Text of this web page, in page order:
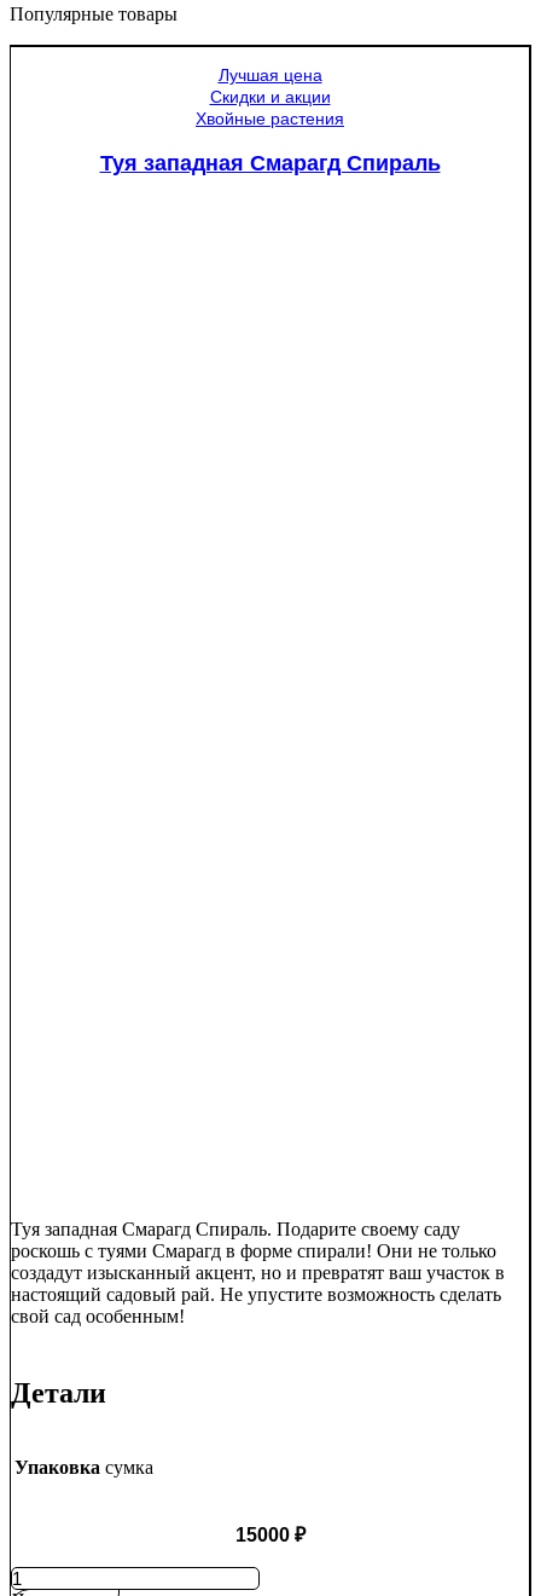
Популярные товары
Лучшая цена
Скидки и акции
Хвойные растения
Туя западная Смарагд Спираль
Туя западная Смарагд Спираль. Подарите своему саду
роскошь с туями Смарагд в форме спирали! Они не только
создадут изысканный акцент, но и превратят ваш участок в
настоящий садовый рай. Не упустите возможность сделать
свой сад особенным!
Детали
Упаковка сумка
15000 ₽
Количество